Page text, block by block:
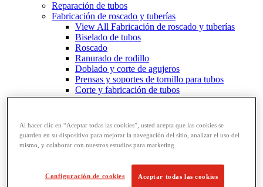
Reparación de tubos
Fabricación de roscado y tuberías
View All Fabricación de roscado y tuberías
Biselado de tubos
Roscado
Ranurado de rodillo
Doblado y corte de agujeros
Prensas y soportes de tornillo para tubos
Corte y fabricación de tubos
Al hacer clic en “Aceptar todas las cookies”, usted acepta que las cookies se
guarden en su dispositivo para mejorar la navegación del sitio, analizar el uso del
mismo, y colaborar con nuestros estudios para marketing.
Configuración de cookies Aceptar todas las cookies